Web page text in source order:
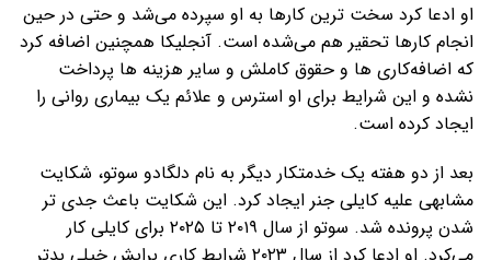
او ادعا کرد سخت ترین کارها به او سپرده می‌شد و حتی در حین
انجام کارها تحقیر هم می‌شده است. آنجلیکا همچنین اضافه کرد
که اضافه‌کاری ها و حقوق‌ کاملش و سایر هزینه ها پرداخت
نشده و این شرایط برای او استرس و علائم یک بیماری روانی را
ایجاد کرده است.
بعد از دو هفته یک خدمتکار دیگر به نام دلگادو سوتو، شکایت
مشابهی علیه کایلی جنر ایجاد کرد. این شکایت باعث جدی تر
شدن پرونده شد. سوتو از سال ۲۰۱۹ تا ۲۰۲۵ برای کایلی کار